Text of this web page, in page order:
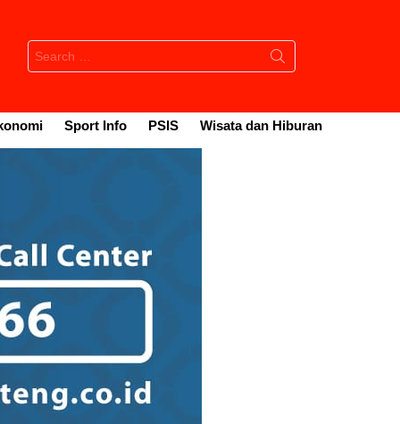
Search
for:
Sport Info PSIS Wisata dan Hiburan